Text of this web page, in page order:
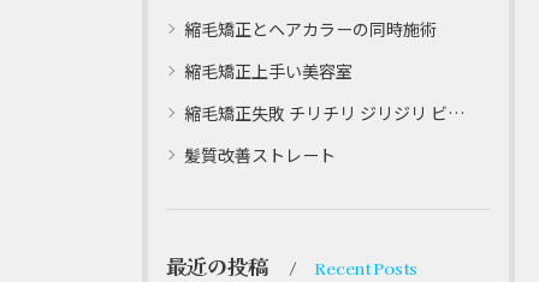
縮毛矯正とヘアカラーの同時施術
縮毛矯正上手い美容室
縮毛矯正失敗 チリチリ ジリジリ ビビり直し専門
髪質改善ストレート
最近の投稿 Recent Posts